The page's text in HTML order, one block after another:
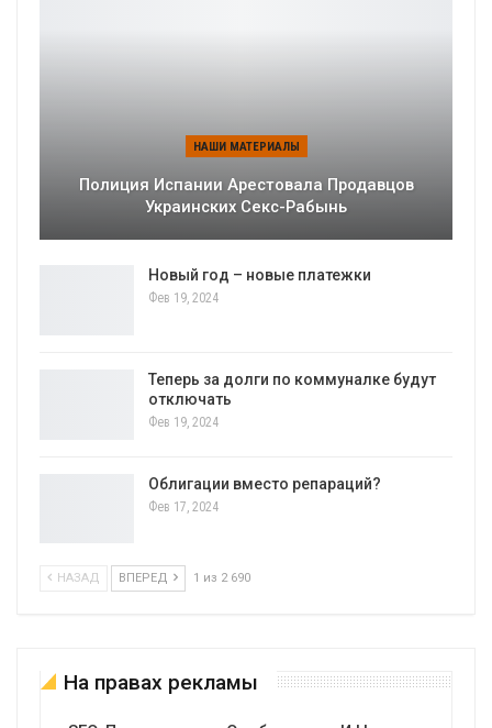
НАШИ МАТЕРИАЛЫ
Полиция Испании Арестовала Продавцов
Украинских Секс-Рабынь
Новый год – новые платежки
Фев 19, 2024
Теперь за долги по коммуналке будут
отключать
Фев 19, 2024
Облигации вместо репараций?
Фев 17, 2024
НАЗАД ВПЕРЕД 1 из 2 690
На правах рекламы